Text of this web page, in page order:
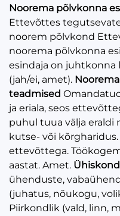
Noorema põlvkonna
Ettevõttes
noorem põlvkond
noorema põlvkonna
esindaja on juhtkonna
(jah/ei, amet).
teadmised
ja eriala, seos
puhul tuua välja eraldi
kutse- või kõrgharidus.
ettevõttega.
aastat. Amet.
ühenduste,
(juhatus, nõukogu,
Piirkondlik (vald, linn,